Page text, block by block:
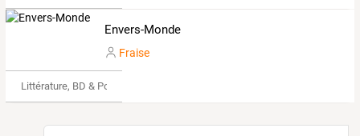
Envers-Monde
Fraise
Littérature, BD & Poésie